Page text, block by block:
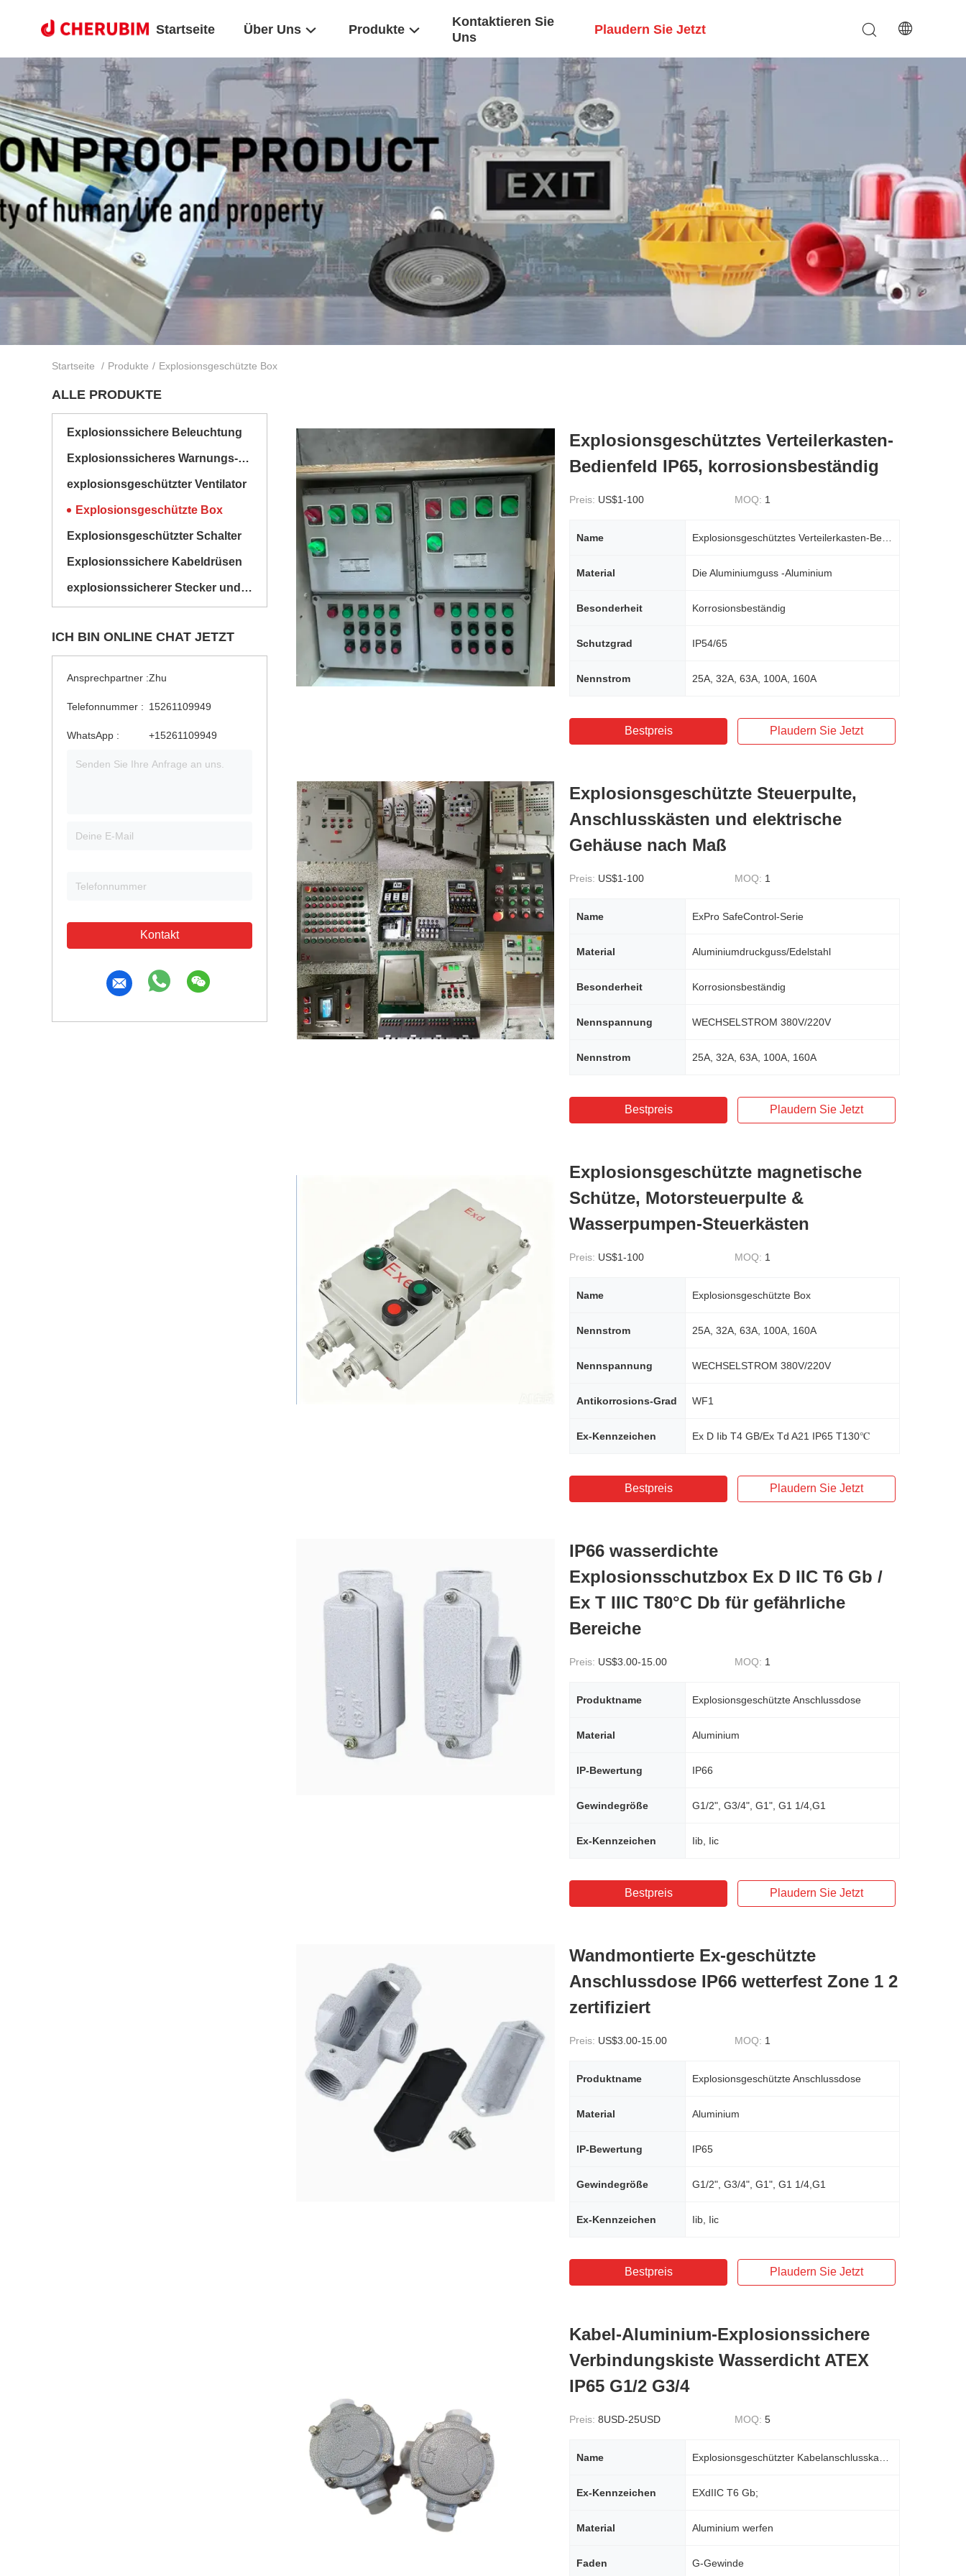
Startseite Über Uns Produkte
Kontaktieren Sie
Uns
Plaudern Sie Jetzt
Startseite / Produkte / Explosionsgeschützte Box
ALLE PRODUKTE
Explosionssichere Beleuchtung
Explosionssicheres Warnungs-Licht
explosionsgeschützter Ventilator
Explosionsgeschützte Box
Explosionsgeschützter Schalter
Explosionssichere Kabeldrüsen
explosionssicherer Stecker und Sockel
ICH BIN ONLINE CHAT JETZT
Ansprechpartner :Zhu
Telefonnummer : 15261109949
WhatsApp : +15261109949
Kontakt
Explosionsgeschütztes Verteilerkasten-
Bedienfeld IP65, korrosionsbeständig
Preis: US$1-100 MOQ: 1
Name
Material Die Aluminiumguss -Aluminium
Besonderheit Korrosionsbeständig
Schutzgrad IP54/65
Nennstrom 25A, 32A, 63A, 100A, 160A
Bestpreis Plaudern Sie Jetzt
Explosionsgeschützte Steuerpulte,
Anschlusskästen und elektrische
Gehäuse nach Maß
Preis: US$1-100 MOQ: 1
Name ExPro SafeControl-Serie
Material Aluminiumdruckguss/Edelstahl
Besonderheit Korrosionsbeständig
Nennspannung WECHSELSTROM 380V/220V
Nennstrom 25A, 32A, 63A, 100A, 160A
Bestpreis Plaudern Sie Jetzt
Explosionsgeschützte magnetische
Schütze, Motorsteuerpulte &
Wasserpumpen-Steuerkästen
Preis: US$1-100 MOQ: 1
Name Explosionsgeschützte Box
Nennstrom 25A, 32A, 63A, 100A, 160A
Nennspannung WECHSELSTROM 380V/220V
Antikorrosions-Grad WF1
Ex-Kennzeichen Ex D Iib T4 GB/Ex Td A21 IP65 T130℃
Bestpreis Plaudern Sie Jetzt
IP66 wasserdichte
Explosionsschutzbox Ex D IIC T6 Gb /
Ex T IIIC T80°C Db für gefährliche
Bereiche
Preis: US$3.00-15.00 MOQ: 1
Produktname Explosionsgeschützte Anschlussdose
Material Aluminium
IP-Bewertung IP66
Gewindegröße G1/2", G3/4", G1", G1 1/4,G1
Ex-Kennzeichen Iib, Iic
Bestpreis Plaudern Sie Jetzt
Wandmontierte Ex-geschützte
Anschlussdose IP66 wetterfest Zone 1 2
zertifiziert
Preis: US$3.00-15.00 MOQ: 1
Produktname Explosionsgeschützte Anschlussdose
Material Aluminium
IP-Bewertung IP65
Gewindegröße G1/2", G3/4", G1", G1 1/4,G1
Ex-Kennzeichen Iib, Iic
Bestpreis Plaudern Sie Jetzt
Kabel-Aluminium-Explosionssichere
Verbindungskiste Wasserdicht ATEX
IP65 G1/2 G3/4
Preis: 8USD-25USD MOQ: 5
Name
Ex-Kennzeichen EXdIIC T6 Gb;
Material Aluminium werfen
Faden G-Gewinde